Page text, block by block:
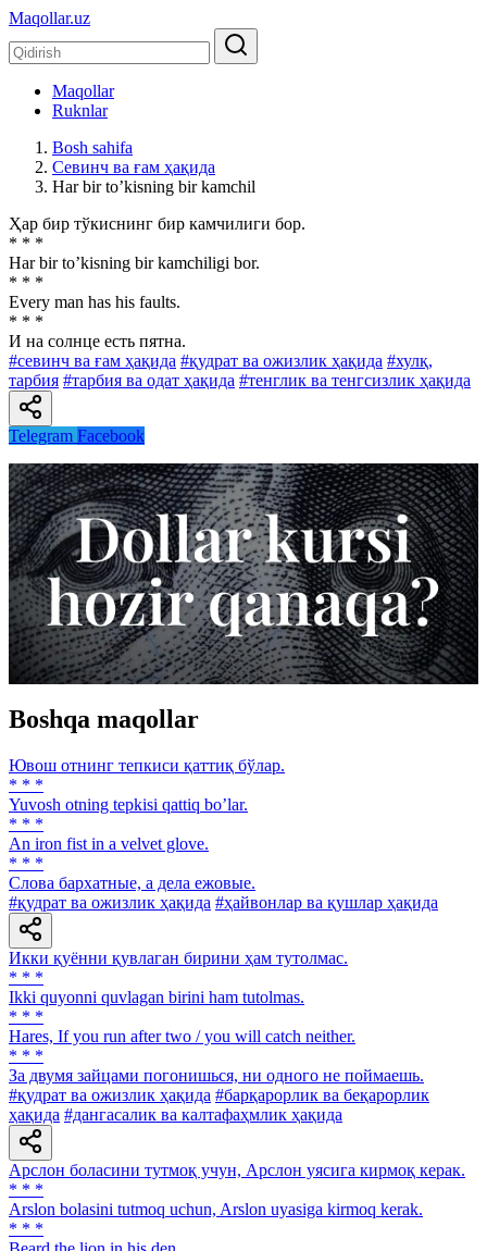
Maqollar.uz
Maqollar
Ruknlar
Bosh sahifa
Севинч ва ғам ҳақида
Har bir toʼkisning bir kamchil
Ҳар бир тўкиснинг бир камчилиги бор.
* * *
Har bir toʼkisning bir kamchiligi bor.
* * *
Every man has his faults.
* * *
И на солнце есть пятна.
#севинч ва ғам ҳақида #қудрат ва ожизлик ҳақида #хулқ,
тарбия #тарбия ва одат ҳақида #тенглик ва тенгсизлик ҳақида
Telegram Facebook
Boshqa maqollar
Ювош отнинг тепкиси қаттиқ бўлар.
* * *
Yuvosh otning tepkisi qattiq boʼlar.
* * *
An iron fist in a velvet glove.
* * *
Слова бархатные, а дела ежовые.
#қудрат ва ожизлик ҳақида #ҳайвонлар ва қушлар ҳақида
Икки қуённи қувлаган бирини ҳам тутолмас.
* * *
Ikki quyonni quvlagan birini ham tutolmas.
* * *
Hares, If you run after two / you will catch neither.
* * *
За двумя зайцами погонишься, ни одного не поймаешь.
#қудрат ва ожизлик ҳақида #барқарорлик ва беқарорлик
ҳақида #дангасалик ва калтафаҳмлик ҳақида
Арслон боласини тутмоқ учун, Арслон уясига кирмоқ керак.
* * *
Arslon bolasini tutmoq uchun, Arslon uyasiga kirmoq kerak.
* * *